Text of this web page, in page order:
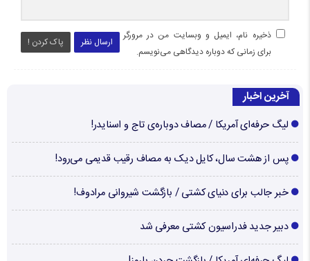
ارسال نظر پاک کردن !
ذخیره نام، ایمیل و وبسایت من در مرورگر
برای زمانی که دوباره دیدگاهی می‌نویسم.
آخرین اخبار
لیگ حرفه‌ای آمریکا / مصاف دوباره‌ی تاج و اسنایدر!
پس از هشت سال، کایل دیک به مصاف رقیب قدیمی می‌رود!
خبر جالب برای دنیای کشتی / بازگشت شیروانی مرادوف!
دبیر جدید فدراسیون کشتی معرفی شد